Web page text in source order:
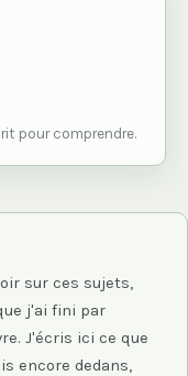
pour comprendre.
sur ces sujets,
j'ai fini par
J'écris ici ce que
encore dedans,